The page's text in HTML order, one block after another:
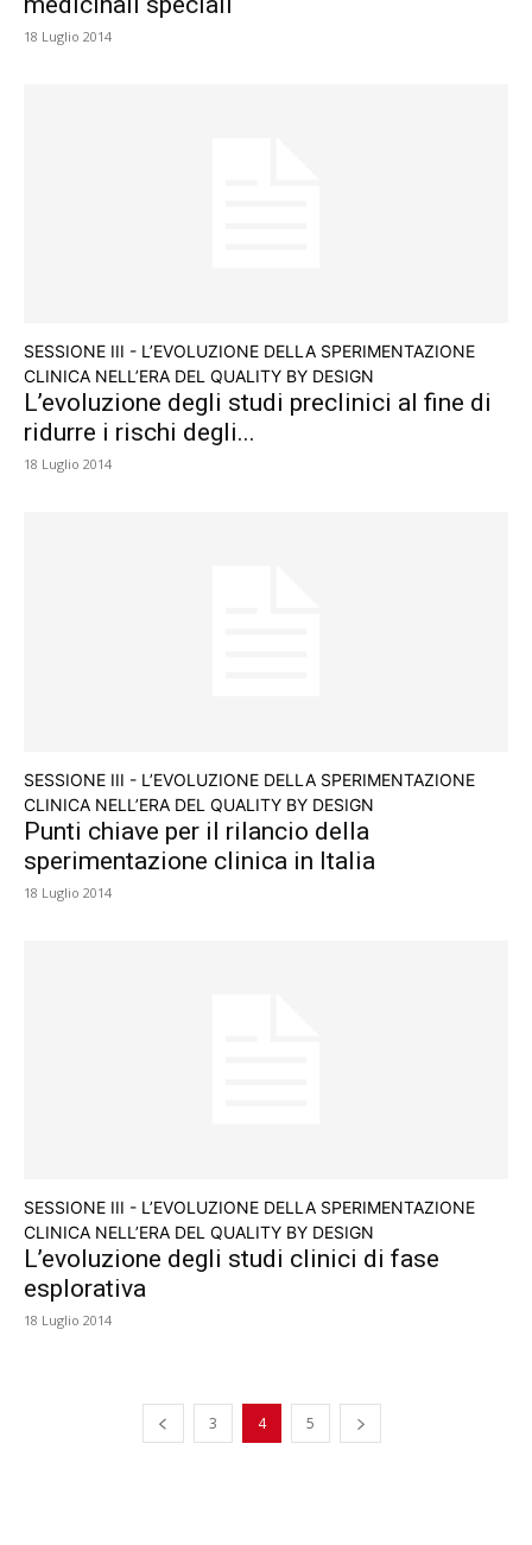
18 Luglio 2014
SESSIONE III - L’EVOLUZIONE DELLA SPERIMENTAZIONE
CLINICA NELL’ERA DEL QUALITY BY DESIGN
L’evoluzione degli studi preclinici al fine di
ridurre i rischi degli...
18 Luglio 2014
SESSIONE III - L’EVOLUZIONE DELLA SPERIMENTAZIONE
CLINICA NELL’ERA DEL QUALITY BY DESIGN
Punti chiave per il rilancio della
sperimentazione clinica in Italia
18 Luglio 2014
SESSIONE III - L’EVOLUZIONE DELLA SPERIMENTAZIONE
CLINICA NELL’ERA DEL QUALITY BY DESIGN
L’evoluzione degli studi clinici di fase
esplorativa
18 Luglio 2014
3 4 5